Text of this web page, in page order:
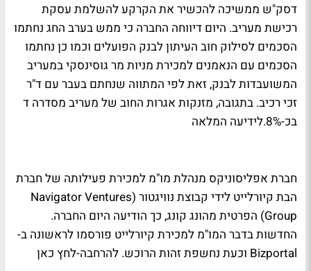
דסק"ש ממשיכה להכשיר את הקרקע להשלמת עסקת
רכישת מעריב. היום דיווחה החברה כי ממש בערב החג נחתמו
הסכמים לסילוק חוב העיתון לבנק הפועלים וכמו כן נחתמו
הסכמים עם הנאמנים למכירת מניות מר גוסינסקי במעריב
המשועבדות לבנק, זאת לפי המתווה שנחתם בעבר עם ד"ר
זכי רכיב. בתגובה, מזנקות אגרות החוב של מעריב מסדרה ד
בכ-8%.
לידיעה המלאה
חברת אפליסוניקס מנהלת מו"מ למכירת פעילותה של חברת
הבת קיורלייט לידי קבוצת נוויגטור (Navigator Ventures
Group) הפרטית מהונג קונג, כך הודיעה היום החברה.
החדשות בדבר המו"מ למכירת קיורלייט פורסמו לראשונה ב-
Bizportal וכעת נחשפת זהות הרוכש.
להרחבה-לחץ כאן